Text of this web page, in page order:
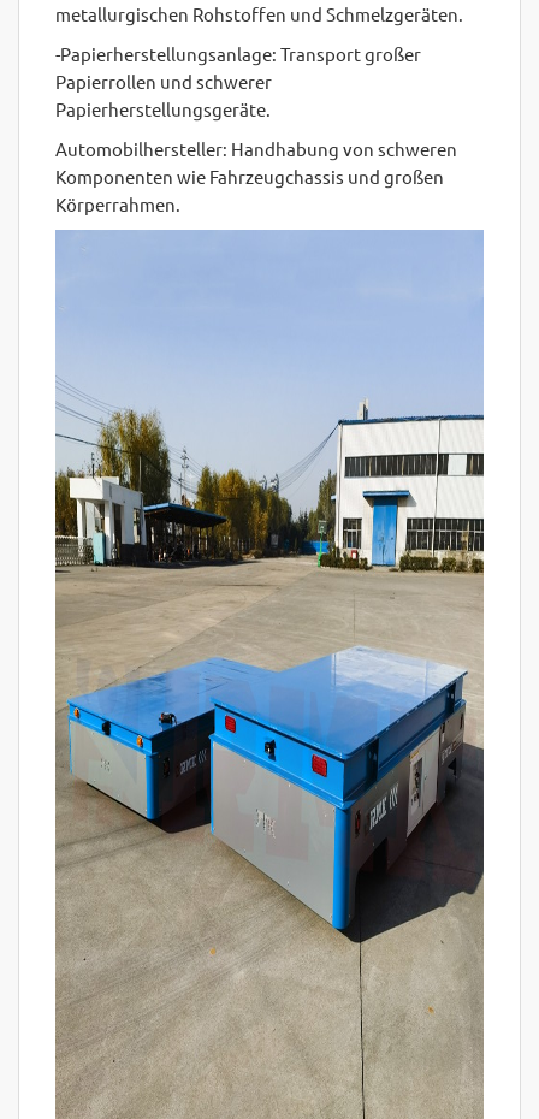
metallurgischen Rohstoffen und Schmelzgeräten.
-Papierherstellungsanlage: Transport großer
Papierrollen und schwerer
Papierherstellungsgeräte.
Automobilhersteller: Handhabung von schweren
Komponenten wie Fahrzeugchassis und großen
Körperrahmen.